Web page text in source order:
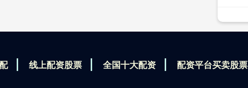
线上配资股票 全国十大配资 配资平台买卖股票